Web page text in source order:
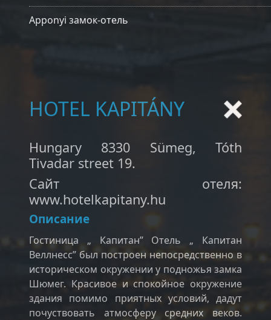
Apponyi замок-отель
HOTEL KAPITÁNY
Hungary 8330 Sümeg, Tóth
Tivadar street 19.
Cайт отеля:
www.hotelkapitany.hu
Описание
Гостиница „ Капитан” Отель „ Капитан
Веллнесс” был построен непосредственно в
историческом окружении у подножья замка
Шюмег. Красивое и спокойное окружение
здания помимо приятных условий, дадут
почуствовать атмосферу средних веков.